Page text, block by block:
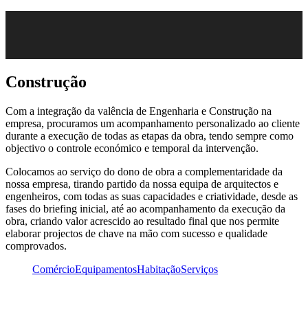
Construção
Com a integração da valência de Engenharia e Construção na
empresa, procuramos um acompanhamento personalizado ao cliente
durante a execução de todas as etapas da obra, tendo sempre como
objectivo o controle económico e temporal da intervenção.
Colocamos ao serviço do dono de obra a complementaridade da
nossa empresa, tirando partido da nossa equipa de arquitectos e
engenheiros, com todas as suas capacidades e criatividade, desde as
fases do briefing inicial, até ao acompanhamento da execução da
obra, criando valor acrescido ao resultado final que nos permite
elaborar projectos de chave na mão com sucesso e qualidade
comprovados.
ComércioEquipamentosHabitaçãoServiços